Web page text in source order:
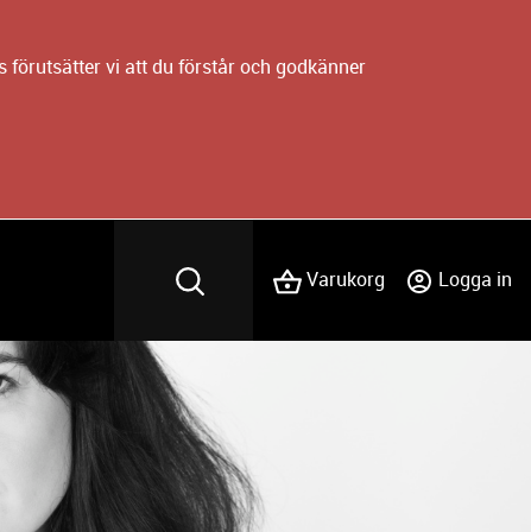
förutsätter vi att du förstår och godkänner
Varukorg Logga in